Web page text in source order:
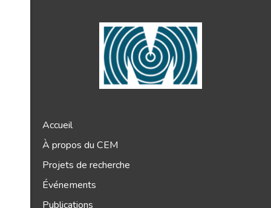
Accueil
À propos du CEM
Projets de recherche
Événements
Publications